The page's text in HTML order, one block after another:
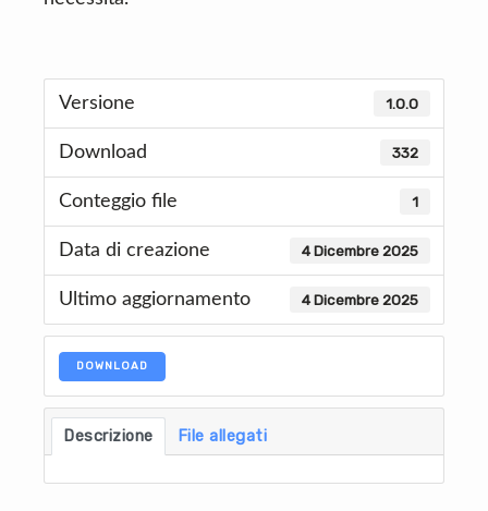
Versione 1.0.0
Download 332
Conteggio file 1
Data di creazione 4 Dicembre 2025
Ultimo aggiornamento 4 Dicembre 2025
DOWNLOAD
Descrizione File allegati